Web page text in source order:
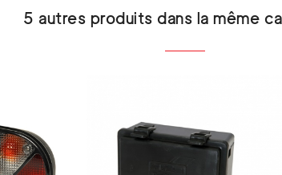
5 autres produits dans la même